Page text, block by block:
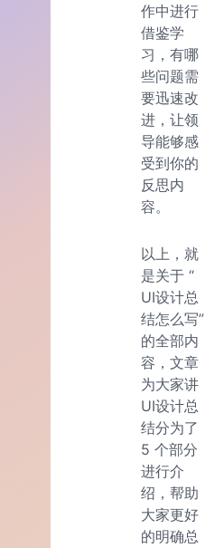
作中进行
借鉴学
习，有哪
些问题需
要迅速改
进，让领
导能够感
受到你的
反思内
容。
以上，就
是关于 “
UI设计总
结怎么写”
的全部内
容，文章
为大家讲
UI设计总
结分为了
5 个部分
进行介
绍，帮助
大家更好
的明确总